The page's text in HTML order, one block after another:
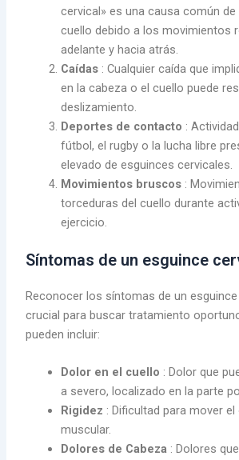
cervical» es una causa común
cuello debido a los movimientos
adelante y hacia atrás.
Caídas : Cualquier caída que
en la cabeza o el cuello puede
deslizamiento.
Deportes de contacto :
fútbol, ​​el rugby o la lucha libre
elevado de esguinces cervicales.
Movimientos bruscos :
torceduras del cuello durante
ejercicio.
Síntomas de un esguince
Reconocer los síntomas de un
crucial para buscar tratamiento
pueden incluir:
Dolor en el cuello : Dolor que
a severo, localizado en la parte
Rigidez : Dificultad para mover
muscular.
Dolores de Cabeza : Dolores